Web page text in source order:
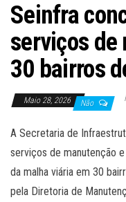
Seinfra
serviços de
30 bairros
Maio 28, 2026 Não
A Secretaria de
serviços de manutenção
da malha viária em 30
pela Diretoria de